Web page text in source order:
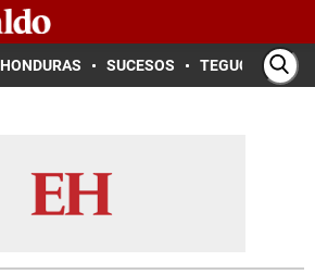
HONDURAS SUCESOS TEGUCIGALPA